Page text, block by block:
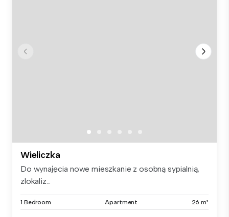
Wieliczka
Do wynajęcia nowe mieszkanie z osobną sypialnią,
zlokaliz...
1 Bedroom Apartment 26 m²